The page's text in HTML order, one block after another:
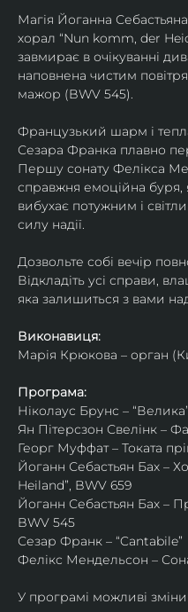
Магія Йоганна
хорал “Nun komm, der
завмирає в очікуванні
наповнена чистим
мажор (BWV 545).
Французький шарм і
Сезара Франка плавно
Першу сонату Фелікса
справжня емоційна буря,
вибухає потужним і
силу надії.
Дозвольте собі вечір
Відкладіть усі справи,
яка залишиться з вами
Виконавиця:
Марія Крюкова – орган
Програма:
Ніколаус Брунс –
Ян Пітерсзон Свелінк –
Георг Муффат – Токата
Йоганн Себастьян Бах –
Heiland”, BWV 659
Йоганн Себастьян Бах –
BWV 545
Сезар Франк – “Cantabile”
Фелікс Мендельсон –
У програмі можливі